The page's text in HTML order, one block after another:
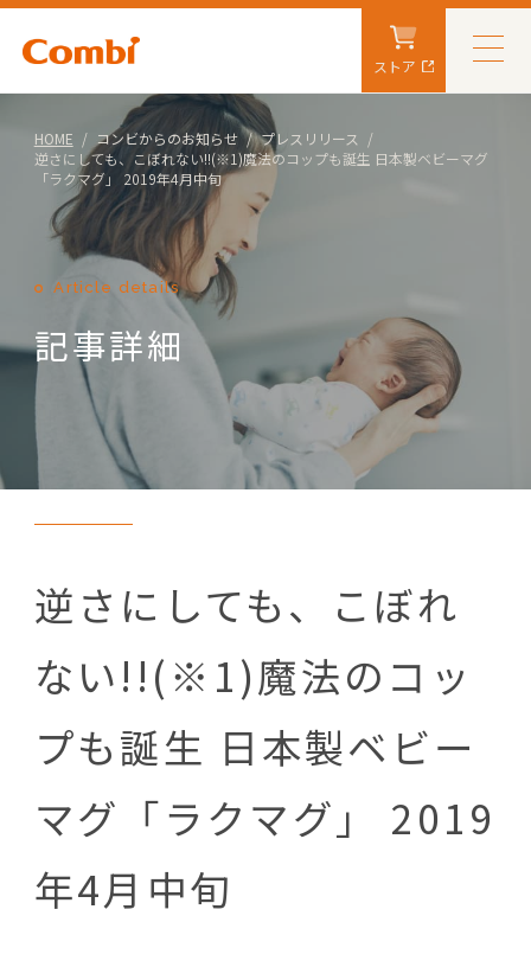
ストア
HOME コンビからのお知らせ
プレスリリース
逆さにしても、こぼれない!!(※1)魔法のコップも誕生 日本製ベビーマグ
「ラクマグ」 2019年4月中旬
Article details
記事詳細
逆さにしても、こぼれ
ない!!(※1)魔法のコッ
プも誕生 日本製ベビー
マグ「ラクマグ」 2019
年4月中旬